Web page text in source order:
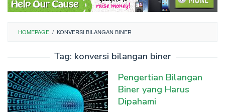
HOMEPAGE / KONVERSI BILANGAN BINER
Tag: konversi bilangan biner
Pengertian Bilangan
Biner yang Harus
Dipahami